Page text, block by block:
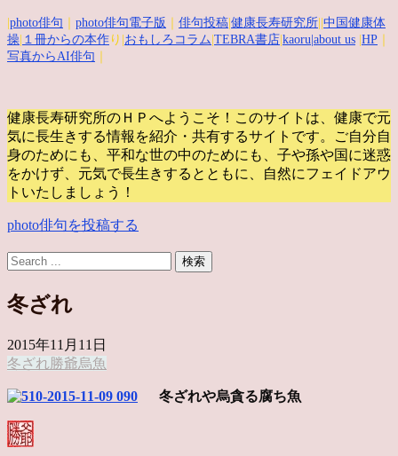
photo俳句 photo俳句電子版 俳句投稿 健康長寿研究所 中国健康体
操 １冊からの本作 り| おもしろコラム TEBRA書店 kaoru |about us HP
写真からAI俳句
健康長寿研究所のＨＰへようこそ！このサイトは、健康で元
気に長生きする情報を紹介・共有するサイトです。
ご自分自
身のためにも、平和な世の中のためにも、子や孫や国に迷惑
をかけず、元気で長生きするとともに、自然にフェイドアウ
トいたしましょう！
photo俳句を投稿する
冬ざれ
2015年11月11日
冬ざれ勝爺烏魚
冬ざれや烏貪る腐ち魚